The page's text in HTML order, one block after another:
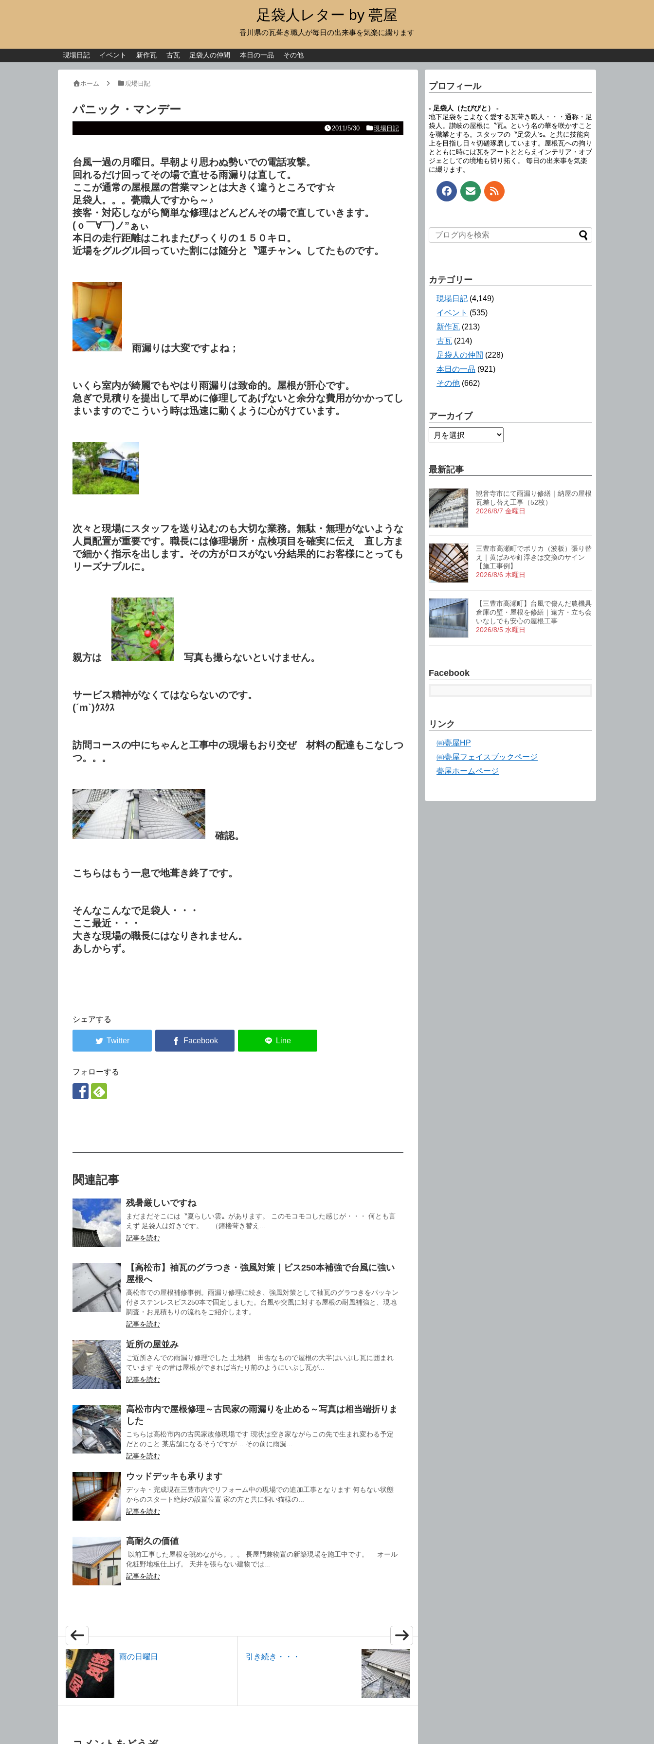
足袋人レター by 甍屋
香川県の瓦葺き職人が毎日の出来事を気楽に綴ります
現場日記 イベント 新作瓦 古瓦 足袋人の仲間 本日の一品 その他
ホーム 現場日記
パニック・マンデー
2011/5/30 現場日記
台風一過の月曜日。早朝より思わぬ勢いでの電話攻撃。
回れるだけ回ってその場で直せる雨漏りは直して。
ここが通常の屋根屋の営業マンとは大きく違うところです☆
足袋人。。。甍職人ですから～♪
接客・対応しながら簡単な修理はどんどんその場で直していきます。
(ｏ￣∀￣)ノ”ぁぃ
本日の走行距離はこれまたびっくりの１５０キロ。
近場をグルグル回っていた割には随分と〝運チャン〟してたものです。
雨漏りは大変ですよね；
いくら室内が綺麗でもやはり雨漏りは致命的。屋根が肝心です。
急ぎで見積りを提出して早めに修理してあげないと余分な費用がかかってし
まいますのでこういう時は迅速に動くように心がけています。
次々と現場にスタッフを送り込むのも大切な業務。無駄・無理がないような
人員配置が重要です。職長には修理場所・点検項目を確実に伝え 直し方ま
で細かく指示を出します。その方がロスがない分結果的にお客様にとっても
リーズナブルに。
親方は 写真も撮らないといけません。
サービス精神がなくてはならないのです。
(´m`)ｸｽｸｽ
訪問コースの中にちゃんと工事中の現場もおり交ぜ 材料の配達もこなしつ
つ。。。
確認。
こちらはもう一息で地葺き終了です。
そんなこんなで足袋人・・・
ここ最近・・・
大きな現場の職長にはなりきれません。
あしからず。
シェアする
フォローする
関連記事
残暑厳しいですね
まだまだそこには〝夏らしい雲〟があります。 このモコモコした感じが・・・ 何とも言
えず 足袋人は好きです。 （鐘楼葺き替え...
記事を読む
【高松市】袖瓦のグラつき・強風対策｜ビス250本補強で台風に強い
屋根へ
高松市での屋根補修事例。雨漏り修理に続き、強風対策として袖瓦のグラつきをパッキン
付きステンレスビス250本で固定しました。台風や突風に対する屋根の耐風補強と、現地
調査・お見積もりの流れをご紹介します。
記事を読む
近所の屋並み
ご近所さんでの雨漏り修理でした 土地柄 田舎なもので屋根の大半はいぶし瓦に囲まれ
ています その昔は屋根ができれば当たり前のようにいぶし瓦が...
記事を読む
高松市内で屋根修理～古民家の雨漏りを止める～写真は相当端折りま
した
こちらは高松市内の古民家改修現場です 現状は空き家ながらこの先で生まれ変わる予定
だとのこと 某店舗になるそうですが… その前に雨漏...
記事を読む
ウッドデッキも承ります
デッキ・完成現在三豊市内でリフォーム中の現場での追加工事となります 何もない状態
からのスタート絶好の設置位置 家の方と共に飼い猫様の...
記事を読む
高耐久の価値
以前工事した屋根を眺めながら。。。 長屋門兼物置の新築現場を施工中です。 オール
化粧野地板仕上げ。 天井を張らない建物では...
記事を読む
雨の日曜日 引き続き・・・
プロフィール
- 足袋人（たびびと） -
地下足袋をこよなく愛する瓦葺き職人・・・通称・足
袋人。讃岐の屋根に〝瓦〟という名の華を咲かすこと
を職業とする。スタッフの〝足袋人’s〟と共に技能向
上を目指し日々切磋琢磨しています。屋根瓦への拘り
とともに時には瓦をアートととらえインテリア・オブ
ジェとしての境地も切り拓く。 毎日の出来事を気楽
に綴ります。
カテゴリー
現場日記 (4,149)
イベント (535)
新作瓦 (213)
古瓦 (214)
足袋人の仲間 (228)
本日の一品 (921)
その他 (662)
アーカイブ
最新記事
観音寺市にて雨漏り修繕｜納屋の屋根
瓦差し替え工事（52枚）
2026/8/7 金曜日
三豊市高瀬町でポリカ（波板）張り替
え｜黄ばみや釘浮きは交換のサイン
【施工事例】
2026/8/6 木曜日
【三豊市高瀬町】台風で傷んだ農機具
倉庫の壁・屋根を修繕｜遠方・立ち会
いなしでも安心の屋根工事
2026/8/5 水曜日
Facebook
リンク
㈱甍屋HP
㈱甍屋フェイスブックページ
甍屋ホームページ
現場日記
イベント
本日の一品
その他